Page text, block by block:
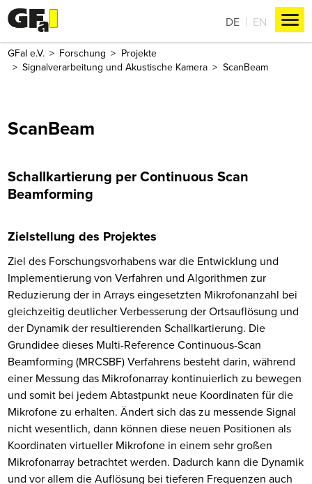
DE EN
GFaI e.V. Forschung
Projekte
Signalverarbeitung und Akustische Kamera
ScanBeam
ScanBeam
Schallkartierung per Continuous Scan
Beamforming
Zielstellung des Projektes
Ziel des Forschungsvorhabens war die Entwicklung und
Implementierung von Verfahren und Algorithmen zur
Reduzierung der in Arrays eingesetzten Mikrofonanzahl bei
gleichzeitig deutlicher Verbesserung der Ortsauflösung und
der Dynamik der resultierenden Schallkartierung. Die
Grundidee dieses Multi-Reference Continuous-Scan
Beamforming (MRCSBF) Verfahrens besteht darin, während
einer Messung das Mikrofonarray kontinuierlich zu bewegen
und somit bei jedem Abtastpunkt neue Koordinaten für die
Mikrofone zu erhalten. Ändert sich das zu messende Signal
nicht wesentlich, dann können diese neuen Positionen als
Koordinaten virtueller Mikrofone in einem sehr großen
Mikrofonarray betrachtet werden. Dadurch kann die Dynamik
und vor allem die Auflösung bei tieferen Frequenzen auch